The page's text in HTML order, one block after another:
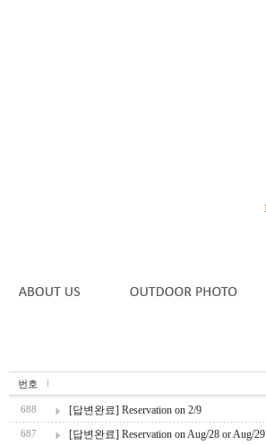
번호
688 [답변완료] Reservation on 2/9
687 [답변완료] Reservation on Aug/28 or Aug/29